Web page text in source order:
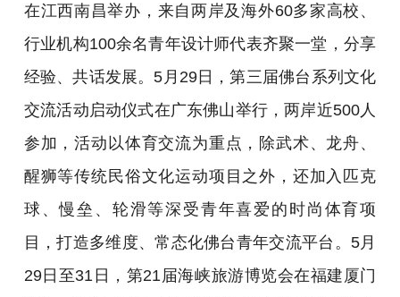
在江西南昌举办，来自两岸及海外60多家高校、
行业机构100余名青年设计师代表齐聚一堂，分享
经验、共话发展。5月29日，第三届佛台系列文化
交流活动启动仪式在广东佛山举行，两岸近500人
参加，活动以体育交流为重点，除武术、龙舟、
醒狮等传统民俗文化运动项目之外，还加入匹克
球、慢垒、轮滑等深受青年喜爱的时尚体育项
目，打造多维度、常态化佛台青年交流平台。5月
29日至31日，第21届海峡旅游博览会在福建厦门